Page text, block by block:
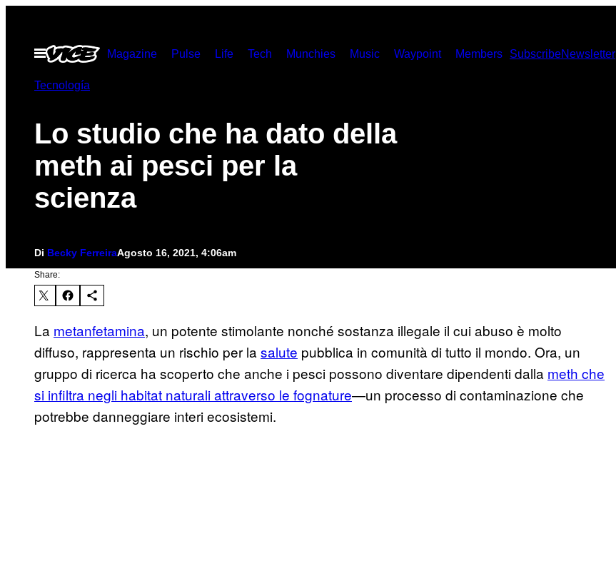
contenuto
Apri
Magazine Pulse Life Tech Munchies Music Waypoint Members SubscribeNewsletter
Tecnología
Lo studio che ha dato della
meth ai pesci per la
scienza
Di Becky FerreiraAgosto 16, 2021, 4:06am
Share:
La metanfetamina, un potente stimolante nonché sostanza illegale il cui abuso è molto
diffuso, rappresenta un rischio per la salute pubblica in comunità di tutto il mondo. Ora, un
gruppo di ricerca ha scoperto che anche i pesci possono diventare dipendenti dalla meth che
si infiltra negli habitat naturali attraverso le fognature—un processo di contaminazione che
potrebbe danneggiare interi ecosistemi.